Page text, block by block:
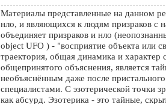
Материалы представленные на данном
нло, и являющихся к людям призраков с
объединяет призраков и нло
object UFO ) - "восприятие объекта или
траектория, общая динамика и характер
общепринятого объяснения, является
необъяснённым даже после
специалистами. С эзотерической точки
как абсурд. Эзотерика - это тайные,